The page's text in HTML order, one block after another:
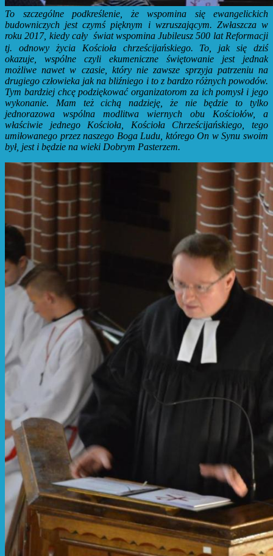
To szczególne podkreślenie, że wspomina się ewangelickich
budowniczych jest czymś pięknym i wzruszającym. Zwłaszcza w
roku 2017, kiedy cały świat wspomina Jubileusz 500 lat Reformacji
tj. odnowy życia Kościoła chrześcijańskiego. To, jak się dziś
okazuje, wspólne czyli ekumeniczne świętowanie jest jednak
możliwe nawet w czasie, który nie zawsze sprzyja patrzeniu na
drugiego człowieka jak na bliźniego i to z bardzo różnych powodów.
Tym bardziej chcę podziękować organizatorom za ich pomysł i jego
wykonanie. Mam też cichą nadzieję, że nie będzie to tylko
jednorazowa wspólna modlitwa wiernych obu Kościołów, a
właściwie jednego Kościoła, Kościoła Chrześcijańskiego, tego
umiłowanego przez naszego Boga Ludu, którego On w Synu swoim
był, jest i będzie na wieki Dobrym Pasterzem.